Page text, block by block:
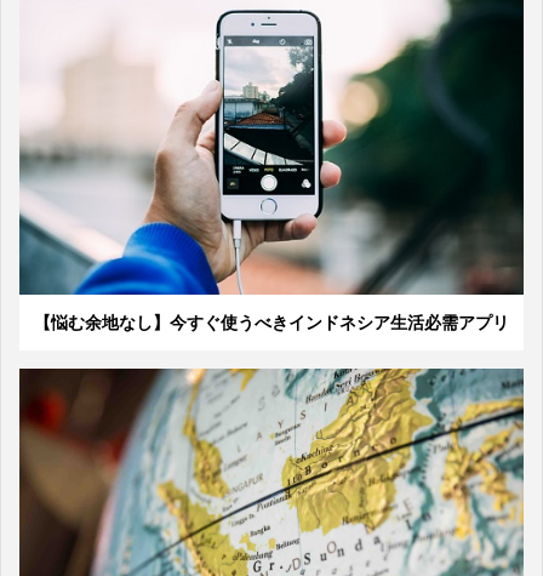
【悩む余地なし】今すぐ使うべきインドネシア生活必需アプリ